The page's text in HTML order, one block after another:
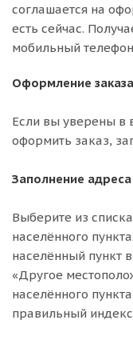
соглашается на
есть сейчас.
мобильный
Оформление
Если вы уверены в
оформить заказ,
Заполнение адреса
Выберите из
населённого
населённый пункт
«Другое
населённого
правильный